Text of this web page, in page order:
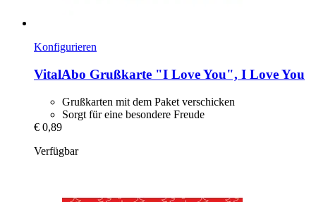
Konfigurieren
VitalAbo Grußkarte "I Love You", I Love You
Grußkarten mit dem Paket verschicken
Sorgt für eine besondere Freude
€ 0,89
Verfügbar